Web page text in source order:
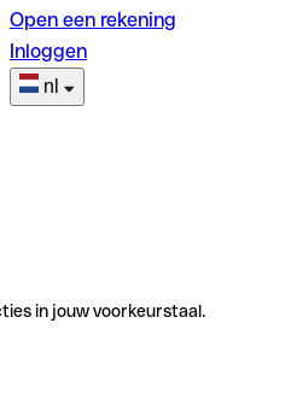
Open een rekening
Inloggen
nl
in jouw voorkeurstaal.